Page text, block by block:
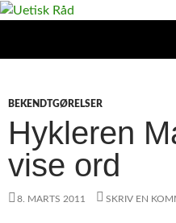
Hop
BEKENDTGØRELSER
Hykleren
vise ord
8. MARTS 2011 SKRIV EN